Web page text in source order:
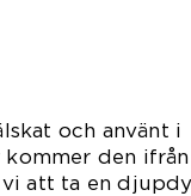
och använt i
den
att ta en